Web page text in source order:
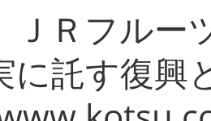
Ｒフルー
託す復興